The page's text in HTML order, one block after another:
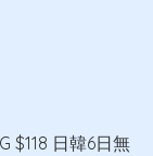
$118 日韓6日無